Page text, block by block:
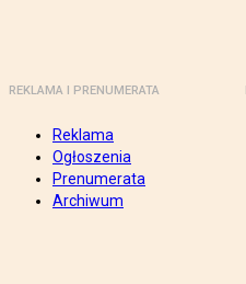
REKLAMA I PRENUMERATA
Reklama
Ogłoszenia
Prenumerata
Archiwum